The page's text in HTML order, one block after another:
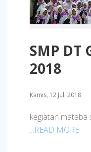
SMP DT
2018
Kamis, 12 Juli 2018
kegiatan
...READ MORE